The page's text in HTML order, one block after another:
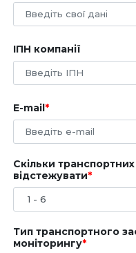
ІПН компанії
E-mail
Скільки
відстежувати
Тип транспортного
моніторингу